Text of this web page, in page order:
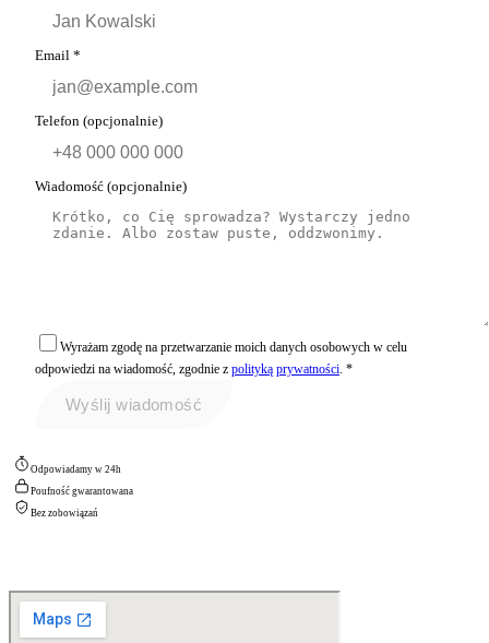
Email *
Telefon (opcjonalnie)
Wiadomość (opcjonalnie)
Wyrażam zgodę na przetwarzanie moich danych osobowych w celu
odpowiedzi na wiadomość, zgodnie z polityką prywatności. *
Wyślij wiadomość
Odpowiadamy w 24h
Poufność gwarantowana
Bez zobowiązań